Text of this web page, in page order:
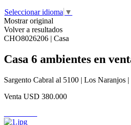
Seleccionar idioma ▼
Mostrar original
Volver a resultados
CHO8026206 | Casa
Casa 6 ambientes en
Sargento Cabral al 5100 | Los Naranjos
Venta USD 380.000